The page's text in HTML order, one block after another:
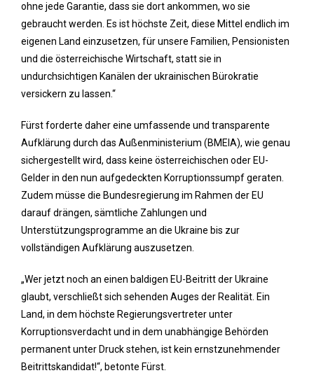
ohne jede Garantie, dass sie dort ankommen, wo sie
gebraucht werden. Es ist höchste Zeit, diese Mittel endlich im
eigenen Land einzusetzen, für unsere Familien, Pensionisten
und die österreichische Wirtschaft, statt sie in
undurchsichtigen Kanälen der ukrainischen Bürokratie
versickern zu lassen.“
Fürst forderte daher eine umfassende und transparente
Aufklärung durch das Außenministerium (BMEIA), wie genau
sichergestellt wird, dass keine österreichischen oder EU-
Gelder in den nun aufgedeckten Korruptionssumpf geraten.
Zudem müsse die Bundesregierung im Rahmen der EU
darauf drängen, sämtliche Zahlungen und
Unterstützungsprogramme an die Ukraine bis zur
vollständigen Aufklärung auszusetzen.
„Wer jetzt noch an einen baldigen EU-Beitritt der Ukraine
glaubt, verschließt sich sehenden Auges der Realität. Ein
Land, in dem höchste Regierungsvertreter unter
Korruptionsverdacht und in dem unabhängige Behörden
permanent unter Druck stehen, ist kein ernstzunehmender
Beitrittskandidat!“, betonte Fürst.